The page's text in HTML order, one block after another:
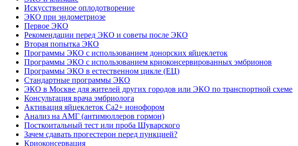
Искусственное оплодотворение
ЭКО при эндометриозе
Первое ЭКО
Рекомендации перед ЭКО и советы после ЭКО
Вторая попытка ЭКО
Программы ЭКО с использованием донорских яйцеклеток
Программы ЭКО с использованием криоконсервированных эмбрионов
Программы ЭКО в естественном цикле (ЕЦ)
Стандартные программы ЭКО
ЭКО в Москве для жителей других городов или ЭКО по транспортной схеме
Консультация врача эмбриолога
Активация яйцеклеток Са2+ ионофором
Анализ на АМГ (антимюллеров гормон)
Посткоитальный тест или проба Шуварского
Зачем сдавать прогестерон перед пункцией?
Криоконсервация